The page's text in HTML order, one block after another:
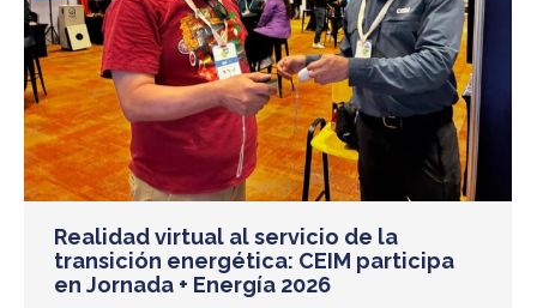
Realidad virtual al servicio de la
transición energética: CEIM participa
en Jornada + Energía 2026